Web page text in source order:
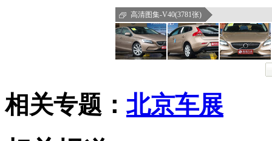
高清图集-V40(3781张)
相关专题： 北京车展